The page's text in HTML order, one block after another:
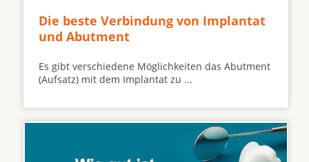
Die beste Verbindung von Implantat
und Abutment
Es gibt verschiedene Möglichkeiten das Abutment
(Aufsatz) mit dem Implantat zu ...